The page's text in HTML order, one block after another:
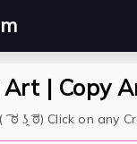
| Copy
( ͡ ಠ ʖ̯ ͡ಠ) Click on any